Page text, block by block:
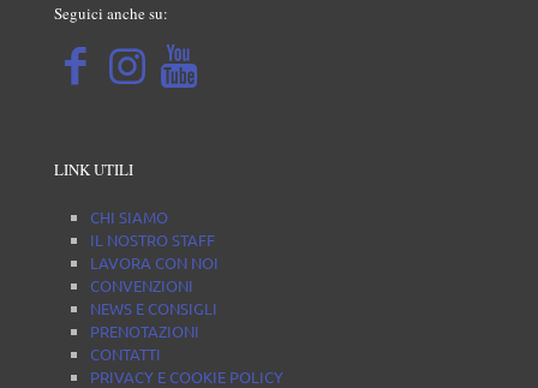
Seguici anche su:
LINK UTILI
CHI SIAMO
IL NOSTRO STAFF
LAVORA CON NOI
CONVENZIONI
NEWS E CONSIGLI
PRENOTAZIONI
CONTATTI
PRIVACY E COOKIE POLICY